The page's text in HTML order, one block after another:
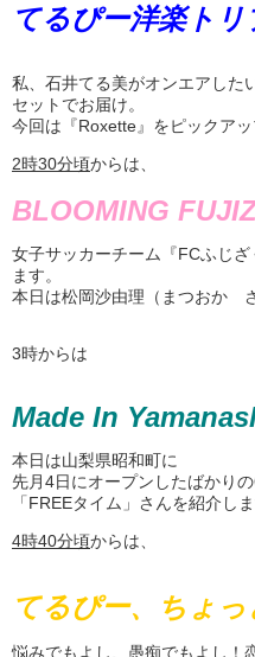
てるぴー洋楽トリ
私、石井てる美がオンエアした
セットでお届け。
今回は『Roxette』をピックア
2時30分頃からは、
BLOOMING
女子サッカーチーム『FCふじ
ます。
本日は松岡沙由理（まつおか
3時からは
Made In
本日は山梨県昭和町に
先月4日にオープンしたばかり
「FREEタイム」さんを紹介しま
4時40分頃からは、
てるぴー、ちょっ
悩みでもよし、愚痴でもよし！